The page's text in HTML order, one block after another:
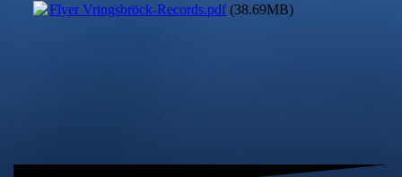
Flyer Vringsbröck-Records.pdf(38.69MB)